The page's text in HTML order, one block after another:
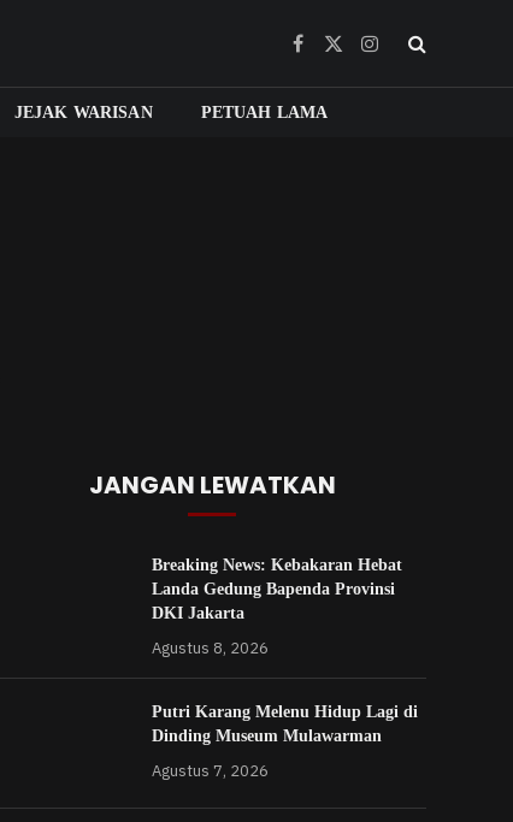
Facebook
X
Instagram
JEJAK WARISAN PETUAH LAMA
JANGAN LEWATKAN
Breaking News: Kebakaran Hebat
Landa Gedung Bapenda Provinsi
DKI Jakarta
Agustus 8, 2026
Putri Karang Melenu Hidup Lagi di
Dinding Museum Mulawarman
Agustus 7, 2026